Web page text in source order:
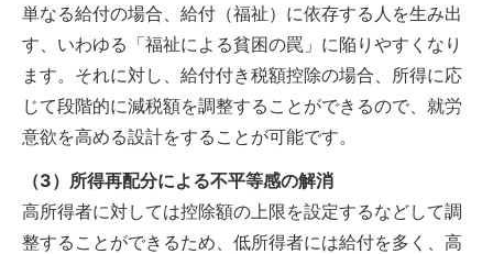
単なる給付の場合、給付（福祉）に依存する人を生み出
す、いわゆる「福祉による貧困の罠」に陥りやすくなり
ます。それに対し、給付付き税額控除の場合、所得に応
じて段階的に減税額を調整することができるので、就労
意欲を高める設計をすることが可能です。
（3）所得再配分による不平等感の解消
高所得者に対しては控除額の上限を設定するなどして調
整することができるため、低所得者には給付を多く、高